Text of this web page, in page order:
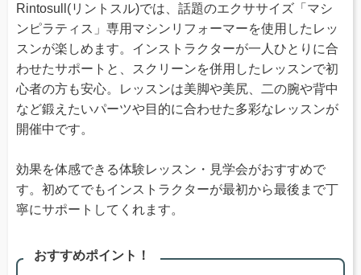
Rintosull(リントスル)では、話題のエクササイズ「マシ
ンピラティス」専用マシンリフォーマーを使用したレッ
スンが楽しめます。インストラクターが一人ひとりに合
わせたサポートと、スクリーンを併用したレッスンで初
心者の方も安心。レッスンは美脚や美尻、二の腕や背中
など鍛えたいパーツや目的に合わせた多彩なレッスンが
開催中です。
効果を体感できる体験レッスン・見学会がおすすめで
す。初めてでもインストラクターが最初から最後まで丁
寧にサポートしてくれます。
おすすめポイント！